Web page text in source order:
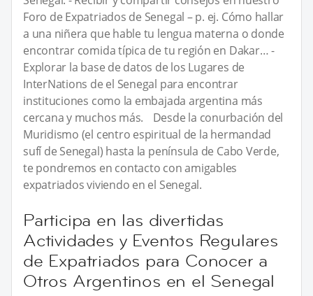
Foro de Expatriados de Senegal – p. ej. Cómo hallar
a una niñera que hable tu lengua materna o donde
encontrar comida típica de tu región en Dakar… -
Explorar la base de datos de los Lugares de
InterNations de el Senegal para encontrar
instituciones como la embajada argentina más
cercana y muchos más. Desde la conurbación del
Muridismo (el centro espiritual de la hermandad
sufí de Senegal) hasta la península de Cabo Verde,
te pondremos en contacto con amigables
expatriados viviendo en el Senegal.
Participa en las divertidas
Actividades y Eventos Regulares
de Expatriados para Conocer a
Otros Argentinos en el Senegal